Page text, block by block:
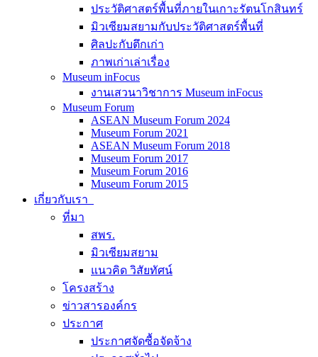
ประวัติศาสตร์พื้นที่ภายในเกาะรัตนโกสินทร์
มิวเซียมสยามกับประวัติศาสตร์พื้นที่
ศิลปะกับตึกเก่า
ภาพเก่าเล่าเรื่อง
Museum inFocus
งานเสวนาวิชาการ Museum inFocus
Museum Forum
ASEAN Museum Forum 2024
Museum Forum 2021
ASEAN Museum Forum 2018
Museum Forum 2017
Museum Forum 2016
Museum Forum 2015
เกี่ยวกับเรา
ที่มา
สพร.
มิวเซียมสยาม
แนวคิด วิสัยทัศน์
โครงสร้าง
ข่าวสารองค์กร
ประกาศ
ประกาศจัดซื้อจัดจ้าง